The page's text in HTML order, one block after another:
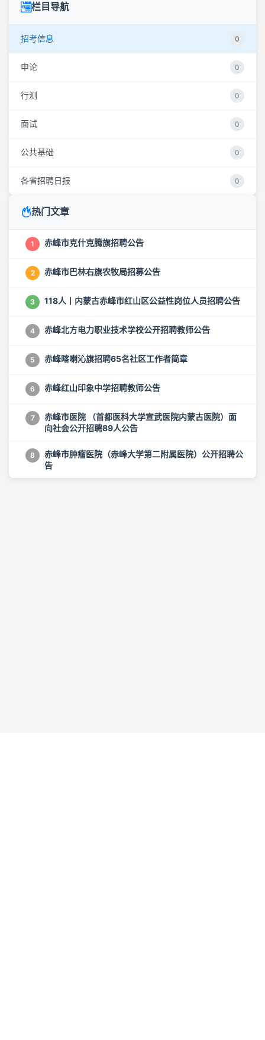
栏目导航
招考信息 0
申论 0
行测 0
面试 0
公共基础 0
各省招聘日报 0
热门文章
1 赤峰市克什克腾旗招聘公告
2 赤峰市巴林右旗农牧局招募公告
3 118人丨内蒙古赤峰市红山区公益性岗位人员招聘公告
4 赤峰北方电力职业技术学校公开招聘教师公告
5 赤峰喀喇沁旗招聘65名社区工作者简章
6 赤峰红山印象中学招聘教师公告
7
赤峰市医院 （首都医科大学宣武医院内蒙古医院）面
向社会公开招聘89人公告
8
赤峰市肿瘤医院（赤峰大学第二附属医院）公开招聘公
告